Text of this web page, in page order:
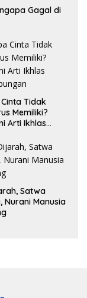
Gagal di
Tidak
Memiliki?
Arti Ikhlas
Satwa
Nurani Manusia